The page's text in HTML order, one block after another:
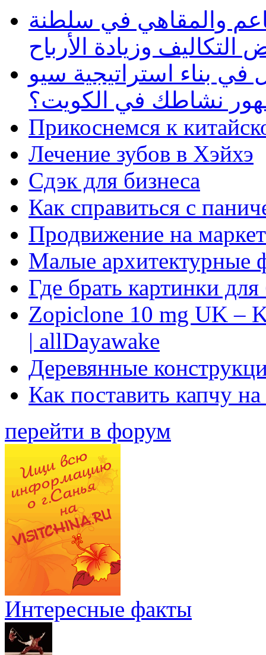
والمقاهي في سلطنة
وزيادة الأرباح
بناء استراتيجية سيو
نشاطك في الكويت؟
Прикоснемся к
Лечение зубов в Хэйхэ
Сдэк для бизнеса
Как справиться с
Продвижение на
Малые архитектурные
Где брать картинки
Zopiclone 10 mg UK –
| allDayawake
Деревянные
Как поставить капчу
перейти в форум
Интересные факты